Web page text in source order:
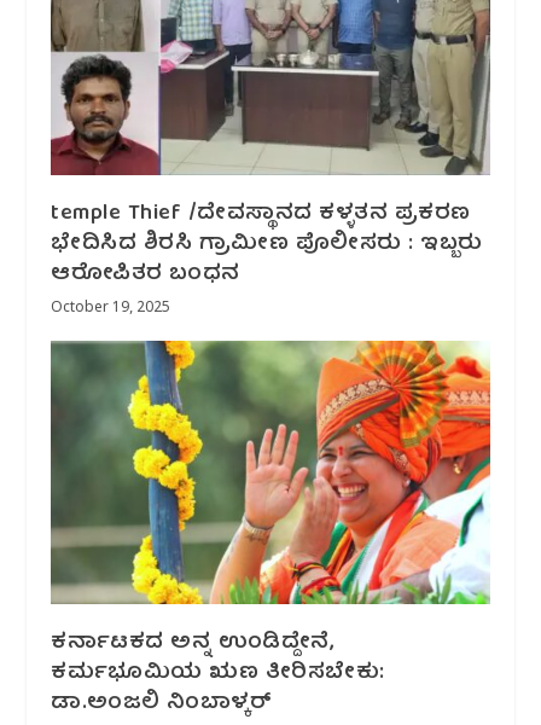
temple Thief /ದೇವಸ್ಥಾನದ ಕಳ್ಳತನ ಪ್ರಕರಣ
ಭೇದಿಸಿದ ಶಿರಸಿ ಗ್ರಾಮೀಣ ಪೊಲೀಸರು : ಇಬ್ಬರು
ಆರೋಪಿತರ ಬಂಧನ
October 19, 2025
ಕರ್ನಾಟಕದ ಅನ್ನ ಉಂಡಿದ್ದೇನೆ,
ಕರ್ಮಭೂಮಿಯ ಋಣ ತೀರಿಸಬೇಕು:
ಡಾ.ಅಂಜಲಿ ನಿಂಬಾಳ್ಕರ್